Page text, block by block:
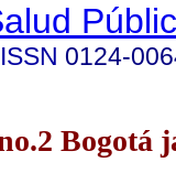
ISSN 0124-
Bogotá